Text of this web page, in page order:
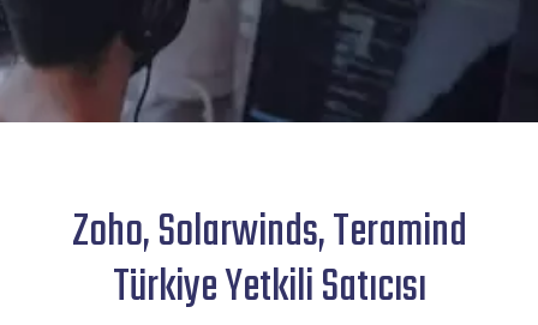
Zoho, Solarwinds, Teramind
Türkiye Yetkili Satıcısı